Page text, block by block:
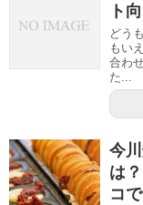
ト
どう
もい
合わ
た...
今
は
コ